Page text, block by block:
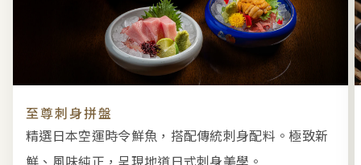
至尊刺身拼盤
精選日本空運時令鮮魚，搭配傳統刺身配料。極致新